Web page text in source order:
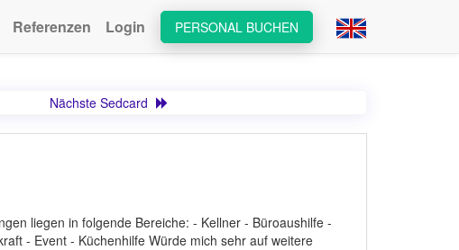
PERSONAL BUCHEN
Referenzen Login
Nächste Sedcard
liegen in folgende Bereiche: - Kellner - Büroaushilfe -
- Event - Küchenhilfe Würde mich sehr auf weitere